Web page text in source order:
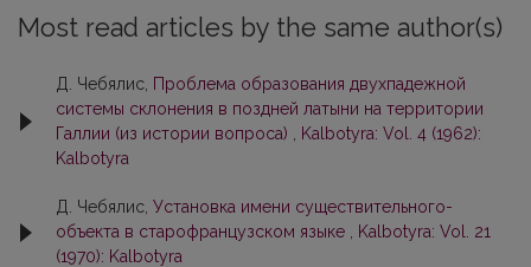
Most read articles by the same author(s)
Д. Чебялис, Проблема образования двухпадежной
системы склонения в поздней латыни на территории
Галлии (из истории вопроса)
Kalbotyra: Vol. 4 (1962):
Kalbotyra
Д. Чебялис, Установка имени существительного-
объекта в старофранцузском языке
Kalbotyra: Vol. 21
(1970): Kalbotyra